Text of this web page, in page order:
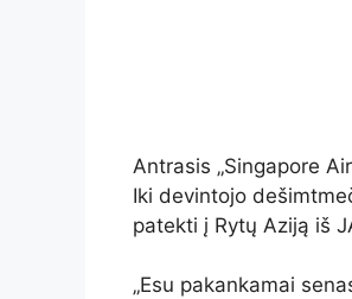
Antrasis „Singapore
Iki devintojo
patekti į Rytų Aziją iš
„Esu pakankamai